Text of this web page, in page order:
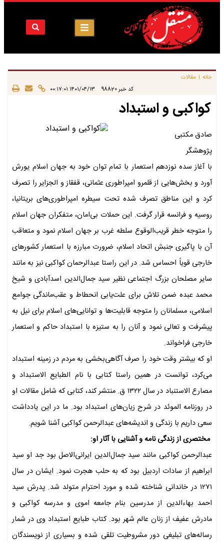
خانه | مقالات
کد خبر 98820 ۱۴۰۱/۰۴/۱۳ ۰۰:۱۷:۰۱
کواکبی و استبداد
صادق مکتبی
پژوهشگر
با آغاز سده نوزدهم استعمار با تمام توان خود به جهان اسلام یورش
آورد و بخش‌هایی از قلمرو امپراطوری عثمانی، قفقاز و الجزایر را تصرف
کرد و این مناطق تصرف شده تحت سیطره امپراطوری‌های بریتانیا،
روسیه و فرانسه قرار گرفت. این حملات بی‌امان، متفکران جهان اسلام
را متوجه خطر قریب‌الوقوع سلطه غرب بر جهان اسلام نمود و متعاقب
آن با پاگیری جنبش اتحاد اسلام، ضرورت مبارزه با استعمار کشورهای
خارجی قویاً احساس شد. در این راستا عبدالرحمان کواکبی نیز به‌ مانند
سایر مصلحان بزرگ اجتماعی نظیر سید جمال‌الدین اسدآبادی و شیخ
محمد عبده ضمن تلاش برای علت‌یابی انحطاط و عقب‌ماندگی جوامع
اسلامی، مسلمانان را متوجه قابلیت‌ها و توانایی‌های اسلام برای نیل به
پیشرفت و تعالی نمود و آنان را به ستیزه با استبداد حاکم و استعمار
خارجی فراخواند.
او که بیشتر وقت خود را صرف آگاهی‌بخشی به مردم در زمینه استبداد
می‌کرد، توانست در همین راستا کتابی با نام الطبایع الاستبداد و
مصارع الاستنباد در سال ۱۳۲۲ ق. منتشر کند، کتابی که شامل مقالات او
در روزنامه الموئد در شرح زیان‌های استبداد بود. ما در این یادداشت
سعی داریم با زندگی و اندیشه‌های عبدالرحمن کواکبی آشنا شویم.
مختصری از زندگی نامه و آشنایی با آثار او:
عبدالرحمن کواکبی مانند سید جمال‌الدین ایرانی‌الاصل بود جد او سید
ابراهیم از سادات اردبیل بود که به حلب هجرت نمود. ایشان در سال
۱۲۷۱ در خاندانی شناخته شده و مورد احترام متولد شد. پدرش سید
احمد بهاءالدین از مدرسین بنام جامعه اموی و مدرسه کواکبی و
مادرش عفیف از زنان عالم شهر بود. کتاب طبایع استبداد وی در شمار
رساله‌های تبلیغی دور مشروطیت تلقی شده و بسیاری از نویسندگان